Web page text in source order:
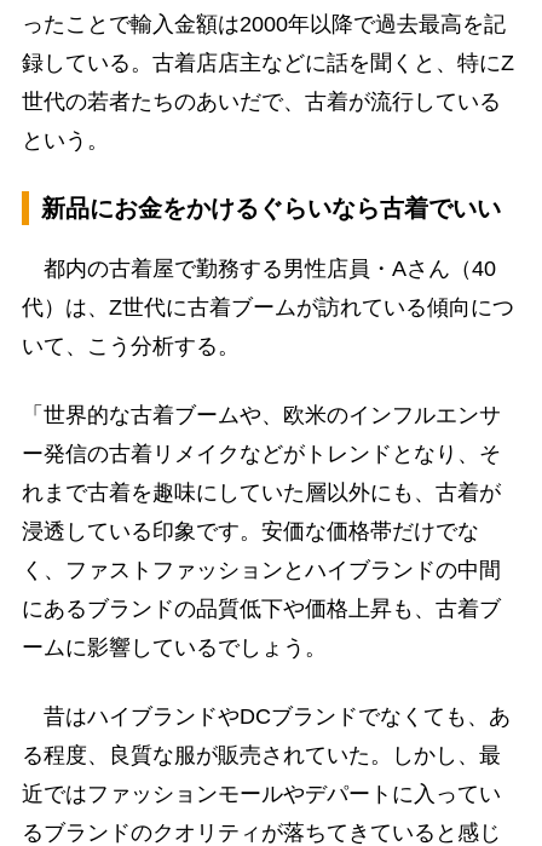
ったことで輸入金額は2000年以降で過去最高を記
録している。古着店店主などに話を聞くと、特にZ
世代の若者たちのあいだで、古着が流行している
という。
新品にお金をかけるぐらいなら古着でいい
都内の古着屋で勤務する男性店員・Aさん（40
代）は、Z世代に古着ブームが訪れている傾向につ
いて、こう分析する。
「世界的な古着ブームや、欧米のインフルエンサ
ー発信の古着リメイクなどがトレンドとなり、そ
れまで古着を趣味にしていた層以外にも、古着が
浸透している印象です。安価な価格帯だけでな
く、ファストファッションとハイブランドの中間
にあるブランドの品質低下や価格上昇も、古着ブ
ームに影響しているでしょう。
昔はハイブランドやDCブランドでなくても、あ
る程度、良質な服が販売されていた。しかし、最
近ではファッションモールやデパートに入ってい
るブランドのクオリティが落ちてきていると感じ